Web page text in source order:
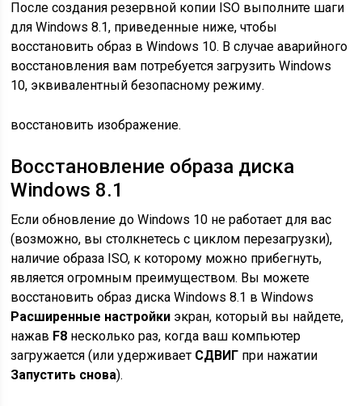
После создания резервной копии ISO выполните шаги
для Windows 8.1, приведенные ниже, чтобы
восстановить образ в Windows 10. В случае аварийного
восстановления вам потребуется загрузить Windows
10, эквивалентный безопасному режиму.
восстановить изображение.
Восстановление образа диска
Windows 8.1
Если обновление до Windows 10 не работает для вас
(возможно, вы столкнетесь с циклом перезагрузки),
наличие образа ISO, к которому можно прибегнуть,
является огромным преимуществом. Вы можете
восстановить образ диска Windows 8.1 в Windows
Расширенные настройки экран, который вы найдете,
нажав F8 несколько раз, когда ваш компьютер
загружается (или удерживает СДВИГ при нажатии
Запустить снова).